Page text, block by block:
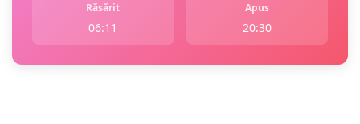
Răsărit
06:11
Apus
20:30